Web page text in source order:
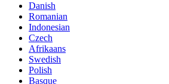
Danish
Romanian
Indonesian
Czech
Afrikaans
Swedish
Polish
Basque